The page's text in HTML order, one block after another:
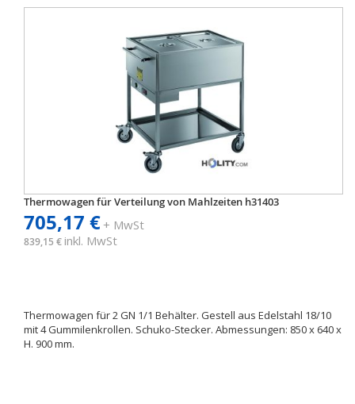
Thermowagen für Verteilung von Mahlzeiten h31403
705,17 €+ MwSt
839,15 € inkl. MwSt
Thermowagen für 2 GN 1/1 Behälter. Gestell aus Edelstahl 18/10
mit 4 Gummilenkrollen. Schuko-Stecker. Abmessungen: 850 x 640 x
H. 900 mm.